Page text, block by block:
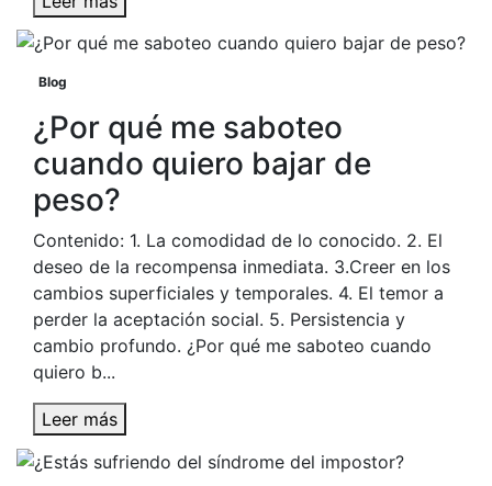
Blog
¿Por qué me saboteo
cuando quiero bajar de
peso?
Contenido: 1. La comodidad de lo conocido. 2. El
deseo de la recompensa inmediata. 3.Creer en los
cambios superficiales y temporales. 4. El temor a
perder la aceptación social. 5. Persistencia y
cambio profundo. ¿Por qué me saboteo cuando
quiero b...
Leer más